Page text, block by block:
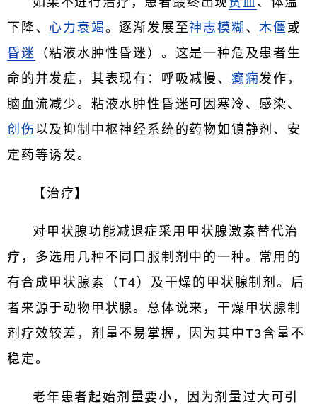
下降、 心力衰竭。逐渐发展至神志模糊 、木僵 或
昏迷 （粘液水肿性昏迷）。这是一种危及患者生
命的并发症，其表现有：呼吸减慢、 癫痫发作，
脑血流减少。粘液水肿性昏迷可因寒冷、感染、
创伤 以及抑制中枢神经系统的药物如镇静剂、安
定药等诱发。
【治疗】
对甲状腺功能减退症采用甲状腺激素替代治
疗，多选用几种不同口服制剂中的一种。常用的
有合成甲状腺素（T4）及干燥的甲状腺制剂。后
者来源于动物甲状腺。总体说来，干燥甲状腺制
剂疗效较差，剂量不易掌握，因为其中T3含量不
稳定。
老年患者起始剂量要小，因为剂量过大可引